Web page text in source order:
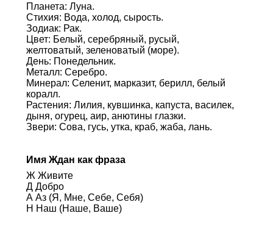
Планета: Луна.
Стихия: Вода, холод, сырость.
Зодиак: Рак.
Цвет: Белый, серебряный, русый,
желтоватый, зеленоватый (море).
День: Понедельник.
Металл: Серебро.
Минерал: Селенит, марказит, берилл, белый
коралл.
Растения: Лилия, кувшинка, капуста, василек,
дыня, огурец, аир, анютины глазки.
Звери: Сова, гусь, утка, краб, жаба, лань.
Имя Ждан как фраза
Ж Живите
Д Добро
А Аз (Я, Мне, Себе, Себя)
Н Наш (Наше, Ваше)